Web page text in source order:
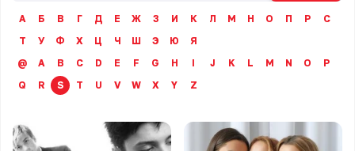
А Б В Г Д Е Ж З И К Л М Н О П Р
С
Т
У Ф Х Ц Ч Ш Э Ю
Я
@
A B C D E F G H I J K L M N O
P
Q
R S T U V W X Y Z